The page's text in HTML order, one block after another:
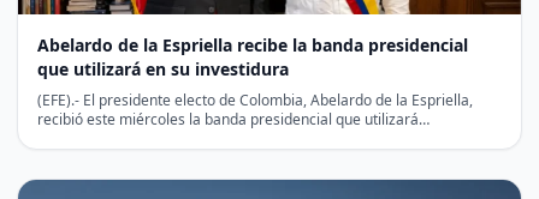
Abelardo de la Espriella recibe la banda presidencial
que utilizará en su investidura
(EFE).- El presidente electo de Colombia, Abelardo de la Espriella,
recibió este miércoles la banda presidencial que utilizará…